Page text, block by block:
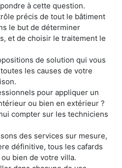
à cette question.
précis de tout le bâtiment
le but de déterminer
et de choisir le traitement le
de solution qui vous
les causes de votre
pour appliquer un
ou bien en extérieur ?
compter sur les techniciens
des services sur mesure,
définitive, tous les cafards
bien de votre villa.